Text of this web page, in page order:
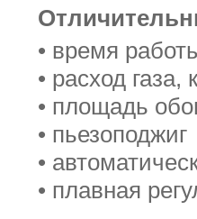
• время
• расход газа,
• площадь
• пьезоподжиг
•
• плавная